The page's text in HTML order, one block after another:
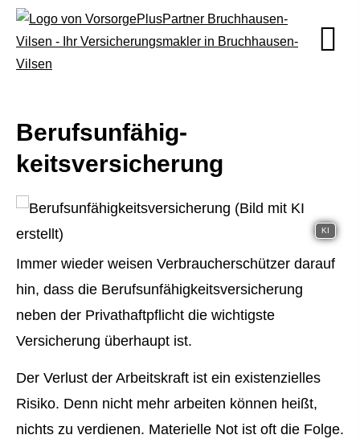
Berufs­unfähig­
keitsversicherung
KI
Immer wieder weisen Verbraucherschützer darauf
hin, dass die Berufs­unfähig­keitsversicherung
neben der Privathaftpflicht die wichtigste
Versicherung überhaupt ist.
Der Verlust der Arbeitskraft ist ein existenzielles
Risiko. Denn nicht mehr arbeiten können heißt,
nichts zu verdienen. Materielle Not ist oft die Folge.